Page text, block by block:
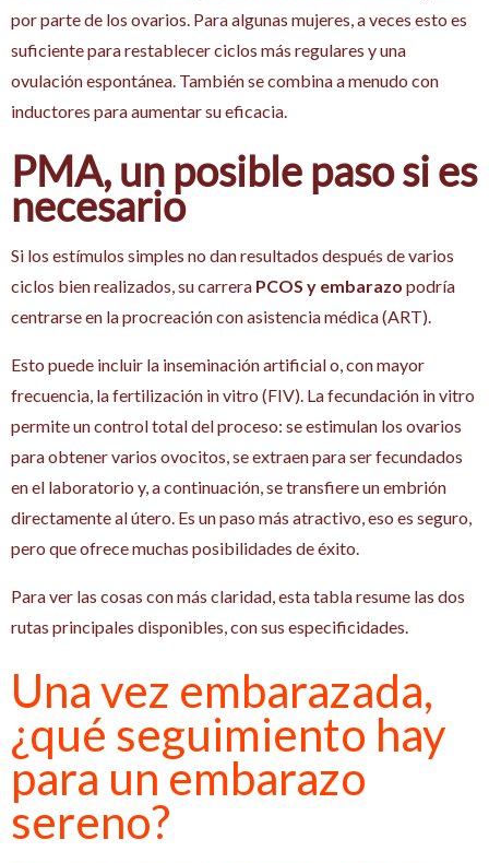
por parte de los ovarios. Para algunas mujeres, a veces esto es
suficiente para restablecer ciclos más regulares y una
ovulación espontánea. También se combina a menudo con
inductores para aumentar su eficacia.
PMA, un posible paso si es
necesario
Si los estímulos simples no dan resultados después de varios
ciclos bien realizados, su carrera PCOS y embarazo podría
centrarse en la procreación con asistencia médica (ART).
Esto puede incluir la inseminación artificial o, con mayor
frecuencia, la fertilización in vitro (FIV). La fecundación in vitro
permite un control total del proceso: se estimulan los ovarios
para obtener varios ovocitos, se extraen para ser fecundados
en el laboratorio y, a continuación, se transfiere un embrión
directamente al útero. Es un paso más atractivo, eso es seguro,
pero que ofrece muchas posibilidades de éxito.
Para ver las cosas con más claridad, esta tabla resume las dos
rutas principales disponibles, con sus especificidades.
Una vez embarazada,
¿qué seguimiento hay
para un embarazo
sereno?